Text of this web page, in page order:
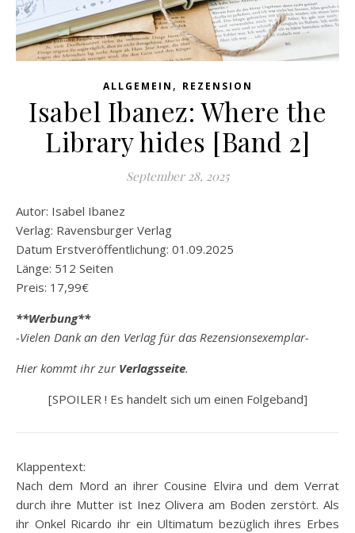
ALLGEMEIN , REZENSION
Isabel Ibanez: Where the
Library hides [Band 2]
September 28, 2025
Autor: Isabel Ibanez
Verlag: Ravensburger Verlag
Datum Erstveröffentlichung: 01.09.2025
Länge: 512 Seiten
Preis: 17,99€
**Werbung**
-Vielen Dank an den Verlag für das Rezensionsexemplar-
Hier kommt ihr zur Verlagsseite.
[SPOILER ! Es handelt sich um einen Folgeband]
Klappentext:
Nach dem Mord an ihrer Cousine Elvira und dem Verrat
durch ihre Mutter ist Inez Olivera am Boden zerstört. Als
ihr Onkel Ricardo ihr ein Ultimatum bezüglich ihres Erbes